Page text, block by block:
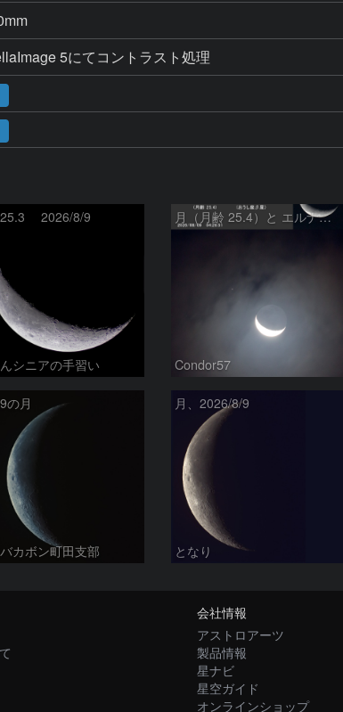
5にてコントラスト処理
25.3 2026/8/9
シニアの手習い
月（月齢 25.4）と エルナト（おうし座β星）
Condor57
の月
カボン町田支部
月、2026/8/9
となり
会社情報
アストロアーツ
製品情報
星ナビ
星空ガイド
オンラインショップ